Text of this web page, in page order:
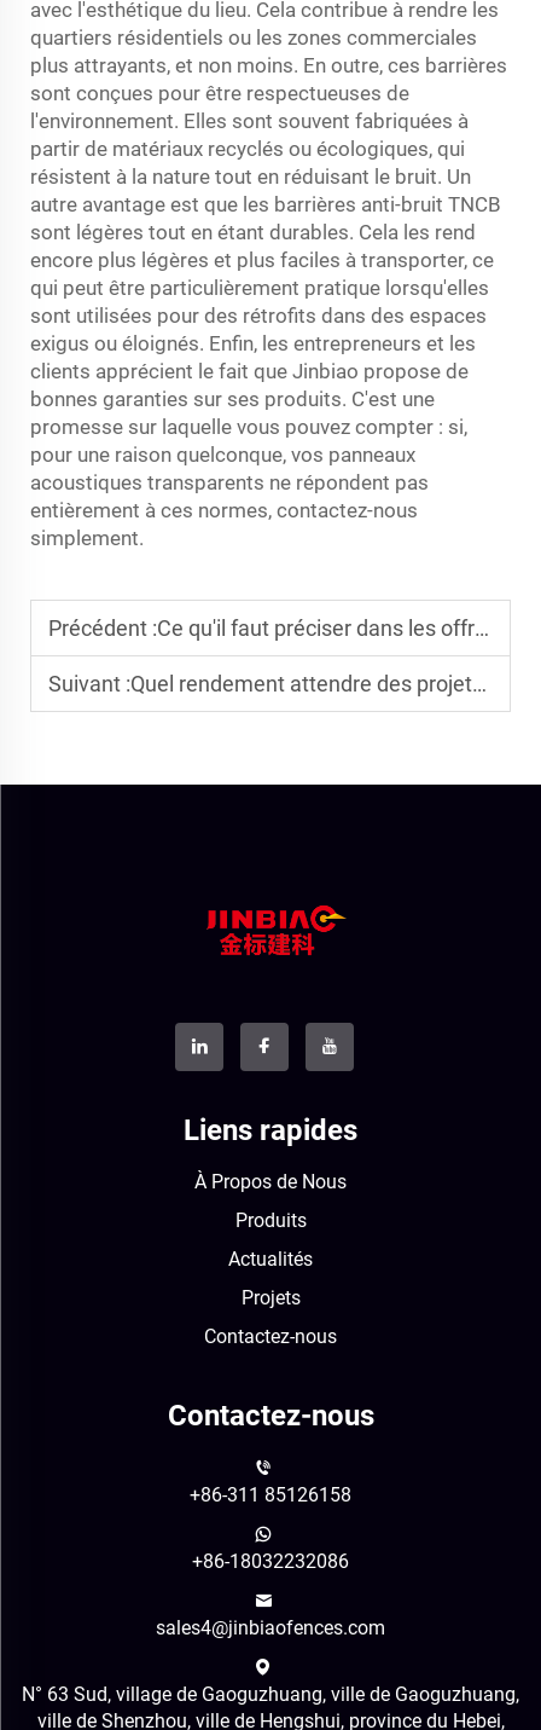
avec l'esthétique du lieu. Cela contribue à rendre les
quartiers résidentiels ou les zones commerciales
plus attrayants, et non moins. En outre, ces barrières
sont conçues pour être respectueuses de
l'environnement. Elles sont souvent fabriquées à
partir de matériaux recyclés ou écologiques, qui
résistent à la nature tout en réduisant le bruit. Un
autre avantage est que les barrières anti-bruit TNCB
sont légères tout en étant durables. Cela les rend
encore plus légères et plus faciles à transporter, ce
qui peut être particulièrement pratique lorsqu'elles
sont utilisées pour des rétrofits dans des espaces
exigus ou éloignés. Enfin, les entrepreneurs et les
clients apprécient le fait que Jinbiao propose de
bonnes garanties sur ses produits. C'est une
promesse sur laquelle vous pouvez compter : si,
pour une raison quelconque, vos panneaux
acoustiques transparents ne répondent pas
entièrement à ces normes, contactez-nous
simplement.
Précédent :Ce qu'il faut préciser dans les offres de soumission pour barrières anti-bruit urbaines
Suivant :Quel rendement attendre des projets de barrières antibruit solaires
Liens rapides
À Propos de Nous
Produits
Actualités
Projets
Contactez-nous
Contactez-nous
+86-311 85126158
+86-18032232086
sales4@jinbiaofences.com
N° 63 Sud, village de Gaoguzhuang, ville de Gaoguzhuang,
ville de Shenzhou, ville de Hengshui, province du Hebei,